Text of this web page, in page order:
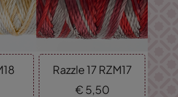
Razzle 17 RZM17
€ 5,50